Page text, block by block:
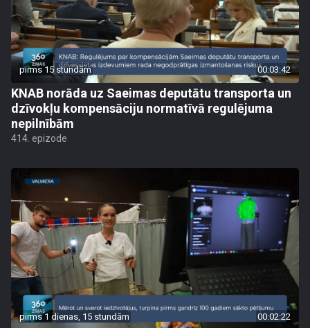
pirms 15 stundām 00:03:42
KNAB norāda uz Saeimas deputātu transporta un
dzīvokļu kompensāciju normatīvā regulējuma
nepilnībām
414. epizode
pirms 1 dienas, 15 stundām 00:02:22